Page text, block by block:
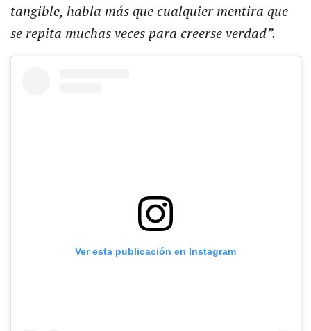
tangible, habla más que cualquier mentira que
se repita muchas veces para creerse verdad”.
Ver esta publicación en Instagram